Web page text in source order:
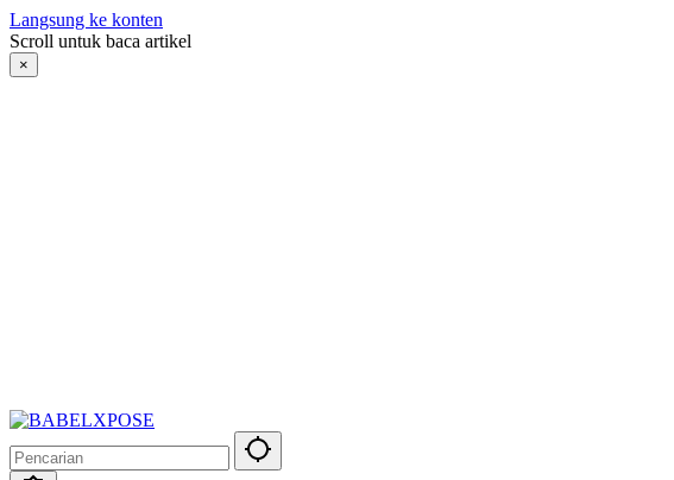
Langsung ke konten
Scroll untuk baca artikel
×